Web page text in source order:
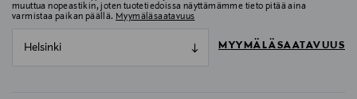
muuttua nopeastikin, joten tuotetiedoissa näyttämämme tieto pitää aina
varmistaa paikan päällä. Myymäläsaatavuus
Helsinki MYYMÄLÄSAATAVUUS